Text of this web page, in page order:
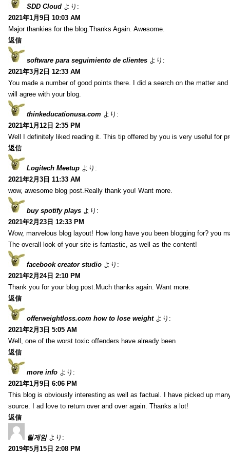
SDD Cloud より:
2021年1月9日 10:03 AM
Major thankies for the blog.Thanks Again. Awesome.
返信
software para seguimiento de clientes より:
2021年3月2日 12:33 AM
You made a number of good points there. I did a search on the matter
will agree with your blog.
thinkeducationusa.com より:
2021年1月12日 2:35 PM
Well I definitely liked reading it. This tip offered by you is very useful for
返信
Logitech Meetup より:
2021年2月3日 11:33 AM
wow, awesome blog post.Really thank you! Want more.
buy spotify plays より:
2021年2月23日 12:33 PM
Wow, marvelous blog layout! How long have you been blogging for? you
The overall look of your site is fantastic, as well as the content!
facebook creator studio より:
2021年2月24日 2:10 PM
Thank you for your blog post.Much thanks again. Want more.
返信
offerweightloss.com how to lose weight より:
2021年2月3日 5:05 AM
Well, one of the worst toxic offenders have already been
返信
more info より:
2021年1月9日 6:06 PM
This blog is obviously interesting as well as factual. I have picked up
source. I ad love to return over and over again. Thanks a lot!
返信
릴게임 より:
2019年5月15日 2:08 PM